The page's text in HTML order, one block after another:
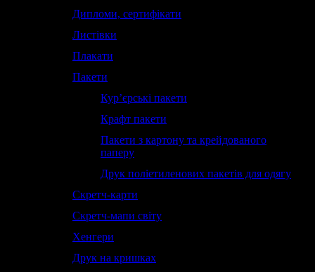
Дипломи, сертифікати
Листівки
Плакати
Пакети
Кур’єрські пакети
Крафт пакети
Пакети з картону та крейдованого
паперу
Друк поліетиленових пакетів для одягу
Скретч-карти
Скретч-мапи світу
Хенгери
Друк на кришках